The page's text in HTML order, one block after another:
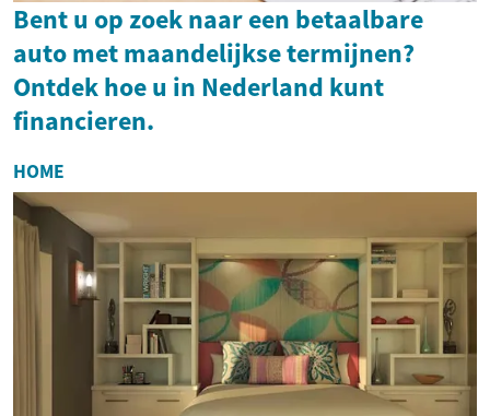
Bent u op zoek naar een betaalbare
auto met maandelijkse termijnen?
Ontdek hoe u in Nederland kunt
financieren.
HOME